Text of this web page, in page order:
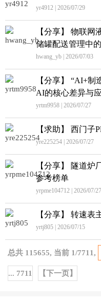
yr4912 | 2026/07/29
【分享】 物联
储罐配送管理中
hwang_yb | 2026/07/03
【分享】 “AI+
AI的核心差异与
yrtm9958 | 2026/07/27
【求助】 西门子
yre225254 | 2026/07/27
【分享】 隧道炉
参考榜单
yrpme104712 | 2026/07/27
【分享】 转速表
yrtj805 | 2026/07/15
总共 115655, 当前 1/7711,
... 7711 【下一页】